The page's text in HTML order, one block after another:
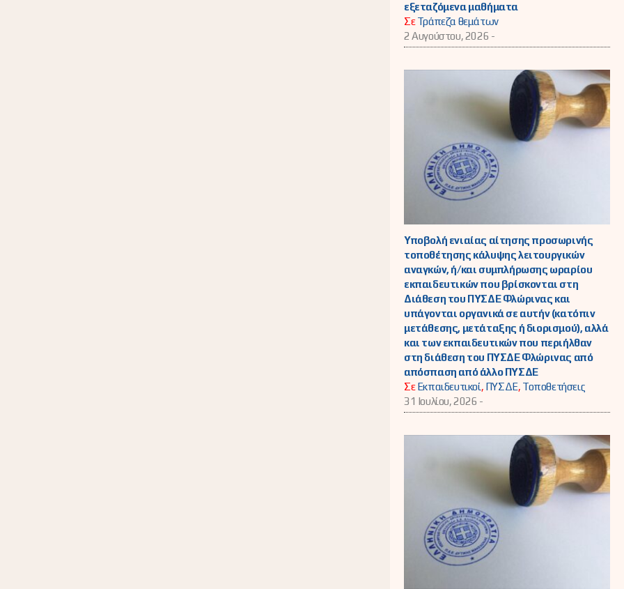
εξεταζόμενα μαθήματα
ΣεΤράπεζα θεμάτων
2 Αυγούστου, 2026 -
Υποβολή ενιαίας αίτησης προσωρινής
τοποθέτησης κάλυψης λειτουργικών
αναγκών, ή/και συμπλήρωσης ωραρίου
εκπαιδευτικών που βρίσκονται στη
Διάθεση του ΠΥΣΔΕ Φλώρινας και
υπάγονται οργανικά σε αυτήν (κατόπιν
μετάθεσης, μετάταξης ή διορισμού), αλλά
και των εκπαιδευτικών που περιήλθαν
στη διάθεση του ΠΥΣΔΕ Φλώρινας από
απόσπαση από άλλο ΠΥΣΔΕ
ΣεΕκπαιδευτικοί, ΠΥΣΔΕ, Τοποθετήσεις
31 Ιουλίου, 2026 -